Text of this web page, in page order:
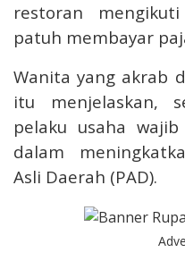
restoran
patuh membayar
Wanita yang akrab
itu menjelaskan,
pelaku usaha
dalam
Asli Daerah (PAD).